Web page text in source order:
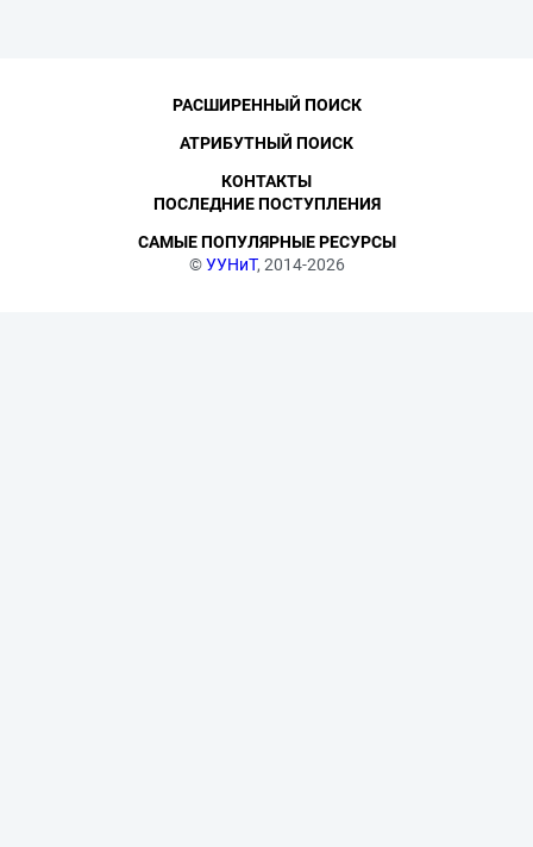
©УУНиТ, 2014-2026
РАСШИРЕННЫЙ ПОИСК
АТРИБУТНЫЙ ПОИСК
КОНТАКТЫ
ПОСЛЕДНИЕ ПОСТУПЛЕНИЯ
САМЫЕ ПОПУЛЯРНЫЕ РЕСУРСЫ